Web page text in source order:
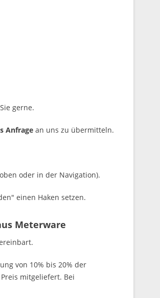
gerne.
Anfrage an uns zu übermitteln.
oder in der Navigation).
einen Haken setzen.
Meterware
von 10% bis 20% der
mitgeliefert. Bei